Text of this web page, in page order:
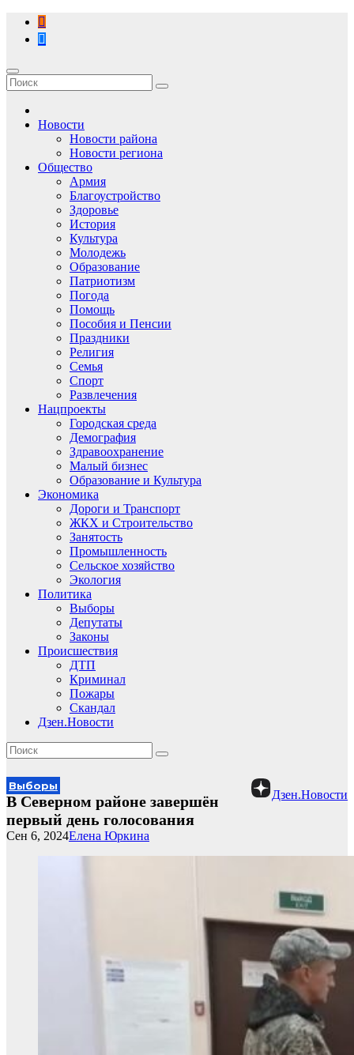
Перейти
содержимому
Новости
Новости района
Новости региона
Общество
Армия
Благоустройство
Здоровье
История
Культура
Молодежь
Образование
Патриотизм
Погода
Помощь
Пособия и Пенсии
Праздники
Религия
Семья
Спорт
Развлечения
Нацпроекты
Городская среда
Демография
Здравоохранение
Малый бизнес
Образование и Культура
Экономика
Дороги и Транспорт
ЖКХ и Строительство
Занятость
Промышленность
Сельское хозяйство
Экология
Политика
Выборы
Депутаты
Законы
Происшествия
ДТП
Криминал
Пожары
Скандал
Дзен.Новости
Дзен.Новости
Выборы
В Северном районе завершён
первый день голосования
Елена Юркина
Сен 6, 2024